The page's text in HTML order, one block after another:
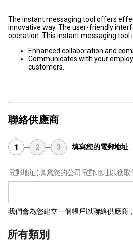
The instant messaging tool offers
innovative way. The user-friendly
operation. This instant messaging tool
Enhanced collaboration and
Communicates with your
customers.
聯絡供應商
1 2 3 填寫您的電郵地址
電郵地址(填寫您的公司電郵地址以獲
我們會為您建立一個帳戶以聯絡供應商
所有類別